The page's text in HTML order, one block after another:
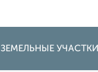
ЗЕМЕЛЬНЫЕ УЧАСТКИ